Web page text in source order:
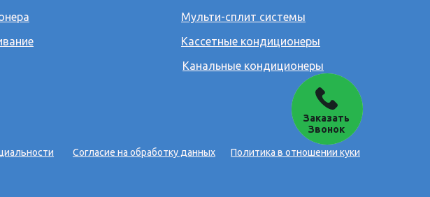
Политика в отношении куки
Согласие на обработку данных
Кассетные кондиционеры
Канальные кондиционеры
Мульти-сплит системы
Заказать
Звонок